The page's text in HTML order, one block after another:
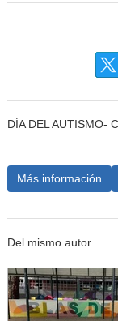
DÍA DEL AUTISMO-
Más información
Del mismo autor…